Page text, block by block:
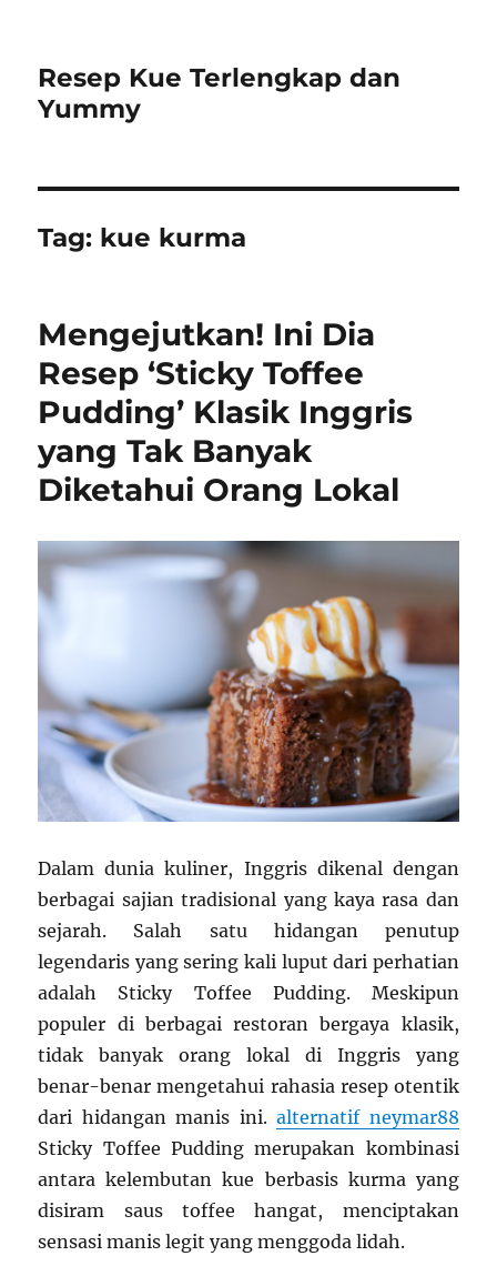
Resep Kue Terlengkap dan
Yummy
Tag: kue kurma
Mengejutkan! Ini Dia
Resep ‘Sticky Toffee
Pudding’ Klasik Inggris
yang Tak Banyak
Diketahui Orang Lokal
Dalam dunia kuliner, Inggris dikenal dengan
berbagai sajian tradisional yang kaya rasa dan
sejarah. Salah satu hidangan penutup
legendaris yang sering kali luput dari perhatian
adalah Sticky Toffee Pudding. Meskipun
populer di berbagai restoran bergaya klasik,
tidak banyak orang lokal di Inggris yang
benar-benar mengetahui rahasia resep otentik
dari hidangan manis ini.alternatif neymar88
Sticky Toffee Pudding merupakan kombinasi
antara kelembutan kue berbasis kurma yang
disiram saus toffee hangat, menciptakan
sensasi manis legit yang menggoda lidah.